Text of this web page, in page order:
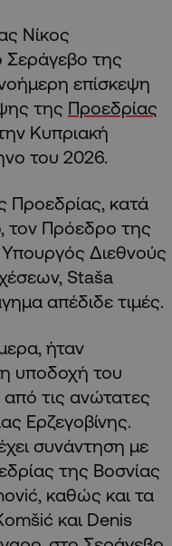
Νίκος
Σεράγεβο της
επίσκεψη
της Προεδρίας
Κυπριακή
του 2026.
Προεδρίας, κατά
τον Πρόεδρο της
Διεθνούς
Staša
απέδιδε τιμές.
ήταν
υποδοχή του
τις ανώτατες
Ερζεγοβίνης.
συνάντηση με
της Βοσνίας
καθώς και τα
και Denis